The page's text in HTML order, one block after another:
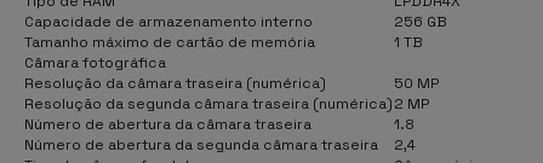
Capacidade de armazenamento interno
256 GB
Tamanho máximo de cartão de memória
1 TB
Câmara fotográfica
Resolução da câmara traseira (numérica)
50 MP
Resolução da segunda câmara traseira (numérica)2 MP
Número de abertura da câmara traseira
1.8
Número de abertura da segunda câmara traseira
2,4